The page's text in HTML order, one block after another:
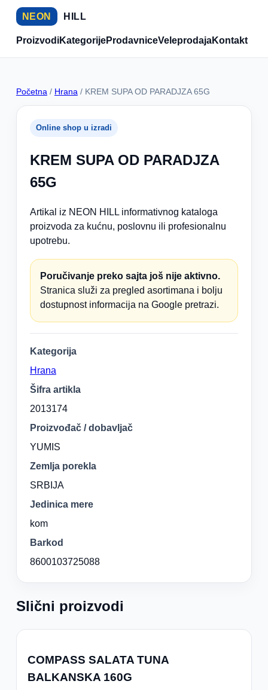
NEON HILL
ProizvodiKategorijeProdavniceVeleprodajaKontakt
Početna / Hrana / KREM SUPA OD PARADJZA 65G
Online shop u izradi
KREM SUPA OD PARADJZA
65G
Artikal iz NEON HILL informativnog kataloga
proizvoda za kućnu, poslovnu ili profesionalnu
upotrebu.
Poručivanje preko sajta još nije aktivno.
Stranica služi za pregled asortimana i bolju
dostupnost informacija na Google pretrazi.
Kategorija
Hrana
Šifra artikla
2013174
Proizvođač / dobavljač
YUMIS
Zemlja porekla
SRBIJA
Jedinica mere
kom
Barkod
8600103725088
Slični proizvodi
COMPASS SALATA TUNA
BALKANSKA 160G